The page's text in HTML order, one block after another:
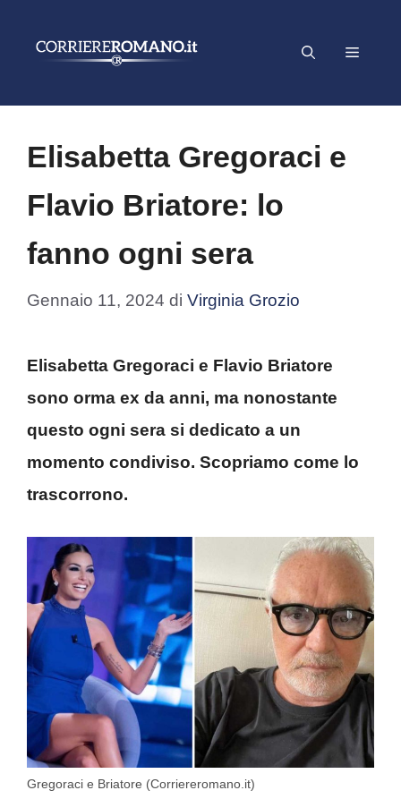
Menu
Elisabetta Gregoraci e
Flavio Briatore: lo
fanno ogni sera
Gennaio 11, 2024 di Virginia Grozio
Elisabetta Gregoraci e Flavio Briatore
sono orma ex da anni, ma nonostante
questo ogni sera si dedicato a un
momento condiviso. Scopriamo come lo
trascorrono.
Gregoraci e Briatore (Corriereromano.it)